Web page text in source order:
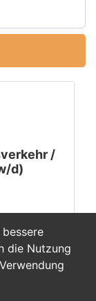
die Nutzung
/
d)